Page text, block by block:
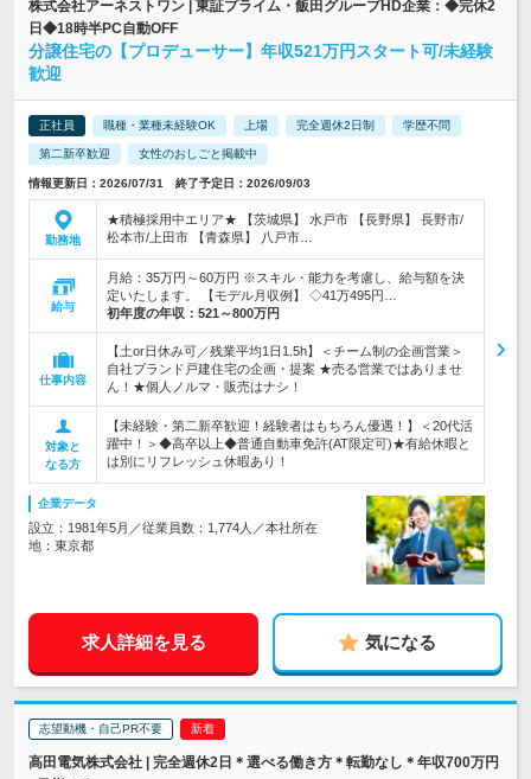
株式会社アーネストワン | 東証プライム・飯田グループHD企業：◆完休2
日◆18時半PC自動OFF
分譲住宅の【プロデューサー】年収521万円スタート可/未経験
歓迎
正社員 職種・業種未経験OK 上場 完全週休2日制 学歴不問
第二新卒歓迎 女性のおしごと掲載中
情報更新日：2026/07/31 終了予定日：2026/09/03
勤務地
★積極採用中エリア★ 【茨城県】 水戸市 【長野県】 長野市/
松本市/上田市 【青森県】 八戸市…
給与
月給：35万円～60万円 ※スキル・能力を考慮し、給与額を決
定いたします。 【モデル月収例】 ◇41万495円…
初年度の年収： 521～800万円
仕事内容
【土or日休み可／残業平均1日1.5h】＜チーム制の企画営業＞
自社ブランド戸建住宅の企画・提案 ★売る営業ではありませ
ん！★個人ノルマ・販売はナシ！
対象と
なる方
【未経験・第二新卒歓迎！経験者はもちろん優遇！】＜20代活
躍中！＞◆高卒以上◆普通自動車免許(AT限定可)★有給休暇と
は別にリフレッシュ休暇あり！
企業データ
設立：1981年5月／従業員数：1,774人／本社所在
地：東京都
求人詳細を見る 気になる
志望動機・自己PR不要
高田電気株式会社 | 完全週休2日＊選べる働き方＊転勤なし＊年収700万円